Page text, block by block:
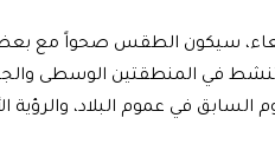
سيكون الطقس صحواً مع بعض
في المنطقتين الوسطى
عموم البلاد، والرؤية الأفقية (6-8) كم وفي